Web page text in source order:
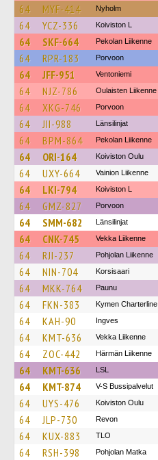
64 MYF-414 Nyholm
64 YCZ-336 Koiviston L
64 SKF-664 Pekolan Liikenne
64 RPR-183 Porvoon
64 JFF-951 Ventoniemi
64 NJZ-786 Oulaisten Liikenne
64 XKG-746 Porvoon
64 JII-988 Länsilinjat
64 BPM-864 Pekolan Liikenne
64 ORI-164 Koiviston Oulu
64 UXY-664 Vainion Liikenne
64 LKI-794 Koiviston L
64 GMZ-827 Porvoon
64 SMM-682 Länsilinjat
64 CNK-745 Vekka Liikenne
64 RJI-237 Pohjolan Liikenne
64 NIN-704 Korsisaari
64 MKK-764 Paunu
64 FKN-383 Kymen Charterline
64 KAH-90 Ingves
64 KMT-636 Vekka Liikenne
64 ZOC-442 Härmän Liikenne
64 KMT-636 LSL
64 KMT-874 V-S Bussipalvelut
64 UYS-476 Koiviston Oulu
64 JLP-730 Revon
64 KUX-883 TLO
64 RSH-398 Pohjolan Matka